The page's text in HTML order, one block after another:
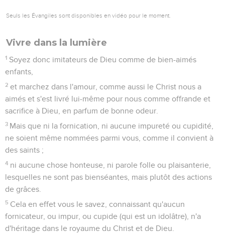
Seuls les Évangiles sont disponibles en vidéo pour le moment.
Vivre dans la lumière
1 Soyez donc imitateurs de Dieu comme de bien-aimés
enfants,
2 et marchez dans l'amour, comme aussi le Christ nous a
aimés et s'est livré lui-même pour nous comme offrande et
sacrifice à Dieu, en parfum de bonne odeur.
3 Mais que ni la fornication, ni aucune impureté ou cupidité,
ne soient même nommées parmi vous, comme il convient à
des saints ;
4 ni aucune chose honteuse, ni parole folle ou plaisanterie,
lesquelles ne sont pas bienséantes, mais plutôt des actions
de grâces.
5 Cela en effet vous le savez, connaissant qu'aucun
fornicateur, ou impur, ou cupide (qui est un idolâtre), n'a
d'héritage dans le royaume du Christ et de Dieu.